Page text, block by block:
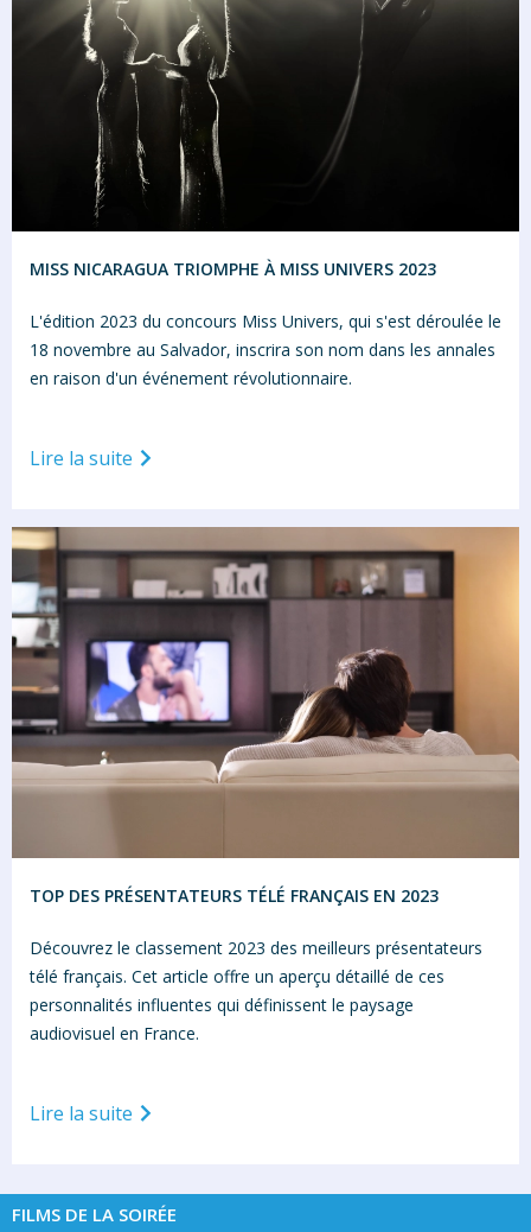
MISS NICARAGUA TRIOMPHE À MISS UNIVERS 2023
L'édition 2023 du concours Miss Univers, qui s'est déroulée le
18 novembre au Salvador, inscrira son nom dans les annales
en raison d'un événement révolutionnaire.
Lire la suite
TOP DES PRÉSENTATEURS TÉLÉ FRANÇAIS EN 2023
Découvrez le classement 2023 des meilleurs présentateurs
télé français. Cet article offre un aperçu détaillé de ces
personnalités influentes qui définissent le paysage
audiovisuel en France.
Lire la suite
FILMS DE LA SOIRÉE